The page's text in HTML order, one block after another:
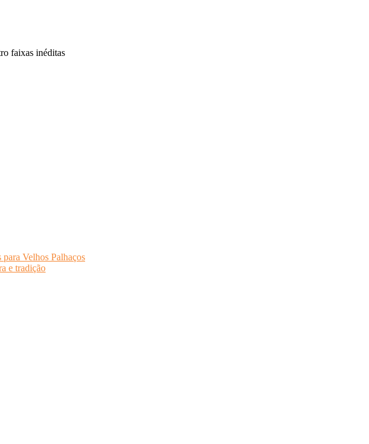
faixas inéditas
Velhos Palhaços
e tradição